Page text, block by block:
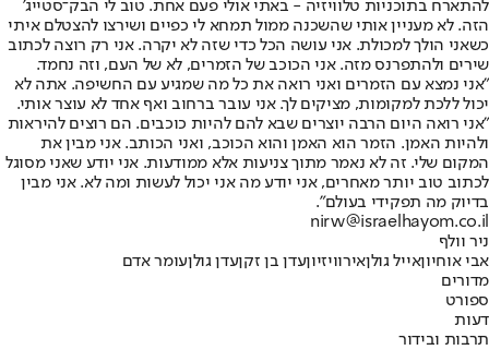
להתארח בתוכניות טלוויזיה - באתי אולי פעם אחת. טוב לי הבק־סטייג'
הזה. לא מעניין אותי שהשכנה ממול תמחא לי כפיים ושירצו להצטלם איתי
כשאני הולך למכולת. אני עושה הכל כדי שזה לא יקרה. אני רק רוצה לכתוב
שירים ולהתפרנס מזה. אני הכוכב של הזמרים, לא של העם, וזה נחמד.
"אני נמצא עם הזמרים ואני רואה את כל מה שמגיע עם החשיפה. אתה לא
יכול ללכת למקומות, מציקים לך. אני עובר ברחוב ואף אחד לא עוצר אותי.
"אני רואה היום הרבה יוצרים שבא להם להיות כוכבים. הם רוצים להיראות
ולהיות האמן. הזמר הוא האמן והוא הכוכב, ואני הכותב. אני מבין את
המקום שלי. זה לא נאמר מתוך צניעות אלא ממודעות. אני יודע שאני מסוגל
לכתוב טוב יותר מאחרים, אני יודע מה אני יכול לעשות ומה לא. אני מבין
בדיוק מה תפקידי בעולם".
nirw@israelhayom.co.il
ניר וולף
אבי אוחיוןאייל גולןאירוויזיוןעדן בן זקןעדן גולןעומר אדם
מדורים
ספורט
דעות
תרבות ובידור